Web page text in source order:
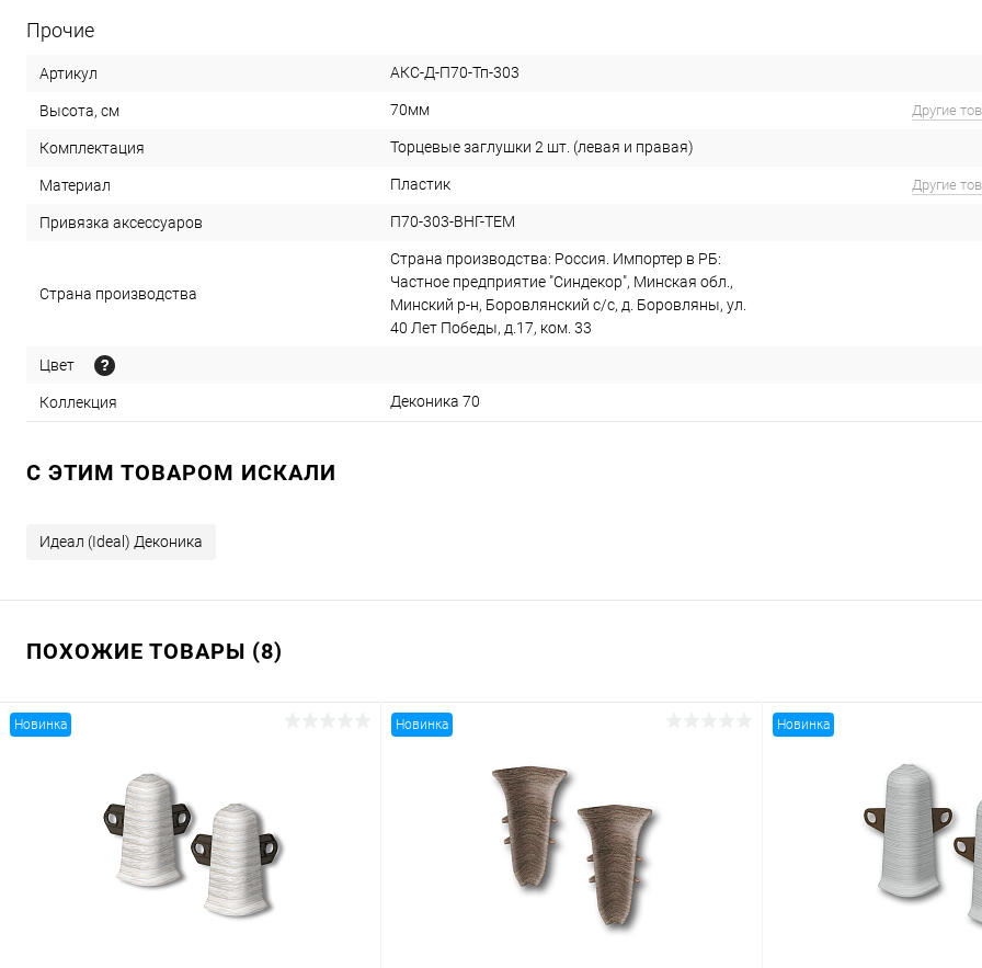
Прочие
Артикул АКС-Д-П70-Тп-303
Высота, см 70мм Другие
Комплектация Торцевые заглушки 2 шт. (левая и правая)
Материал Пластик Другие
Привязка аксессуаров П70-303-ВНГ-ТЕМ
Страна производства
Страна производства: Россия. Импортер в РБ:
Частное предприятие "Синдекор", Минская обл.,
Минский р-н, Боровлянский с/с, д. Боровляны, ул.
40 Лет Победы, д.17, ком. 33
Цвет
Коллекция Деконика 70
C ЭТИМ ТОВАРОМ ИСКАЛИ
Идеал (Ideal) Деконика
ПОХОЖИЕ ТОВАРЫ (8)
Новинка Новинка Новинка